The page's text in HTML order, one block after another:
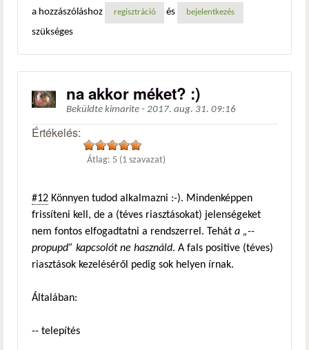
a hozzászóláshoz regisztráció és bejelentkezés
szükséges
na akkor méket? :)
Beküldte kimarite - 2017. aug. 31. 09:16
Értékelés:
Átlag: 5 (1 szavazat)
#12 Könnyen tudod alkalmazni :-). Mindenképpen
frissíteni kell, de a (téves riasztásokat) jelenségeket
nem fontos elfogadtatni a rendszerrel. Tehát a „--
propupd” kapcsolót ne használd. A fals positive (téves)
riasztások kezeléséről pedig sok helyen írnak.
Általában:
-- telepítés